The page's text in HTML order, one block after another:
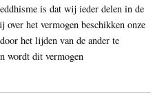
is dat wij ieder delen in de
het vermogen beschikken onze
het lijden van de ander te
wordt dit vermogen